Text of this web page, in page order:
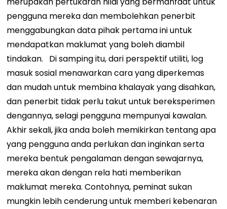
pengguna mereka dan membolehkan penerbit
menggabungkan data pihak pertama ini untuk
mendapatkan maklumat yang boleh diambil
tindakan.
Di samping itu, dari perspektif utiliti, log
masuk sosial menawarkan cara yang diperkemas
dan mudah untuk membina khalayak yang disahkan,
dan penerbit tidak perlu takut untuk bereksperimen
dengannya, selagi pengguna mempunyai kawalan.
Akhir sekali, jika anda boleh memikirkan tentang apa
yang pengguna anda perlukan dan inginkan serta
mereka bentuk pengalaman dengan sewajarnya,
mereka akan dengan rela hati memberikan
maklumat mereka. Contohnya, peminat sukan
mungkin lebih cenderung untuk memberi kebenaran